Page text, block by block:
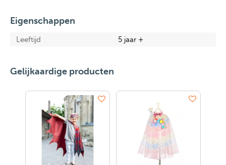
Eigenschappen
Leeftijd 5 jaar +
Gelijkaardige producten